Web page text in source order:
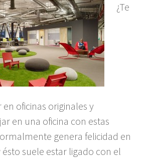
¿Te
oficinas originales y
en una oficina con estas
genera felicidad en
suele estar ligado con el